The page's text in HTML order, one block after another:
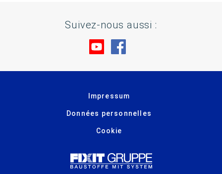
Suivez-nous aussi :
Rendez-nous visite sur
Impressum
Données personnelles
Cookie